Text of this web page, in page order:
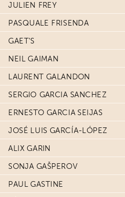
JULIEN FREY
PASQUALE FRISENDA
GAET'S
NEIL GAIMAN
LAURENT GALANDON
SERGIO GARCIA SANCHEZ
ERNESTO GARCIA SEIJAS
JOSÉ LUIS GARCÍA-LÓPEZ
ALIX GARIN
SONJA GAŠPEROV
PAUL GASTINE